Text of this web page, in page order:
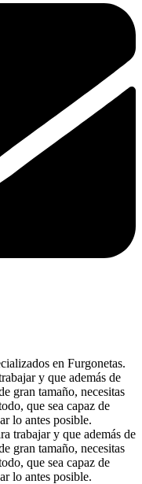
en Furgonetas.
y que además de
gran tamaño, necesitas
que sea capaz de
lo antes posible.
trabajar y que además de
gran tamaño, necesitas
que sea capaz de
lo antes posible.